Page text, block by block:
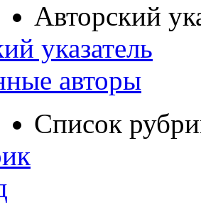
Авторский
указатель
авторы
Список